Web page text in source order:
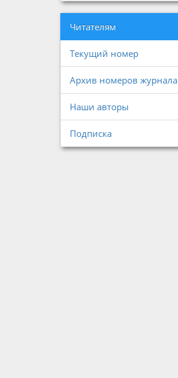
Читателям
Текущий номер
Архив номеров журнала
Наши авторы
Подписка